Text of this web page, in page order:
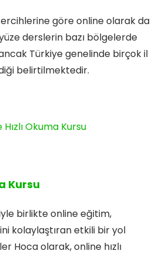
göre online olarak da
derslerin bazı bölgelerde
Türkiye genelinde birçok il
belirtilmektedir.
Kursu
birlikte online eğitim,
kolaylaştıran etkili bir yol
Hoca olarak, online hızlı